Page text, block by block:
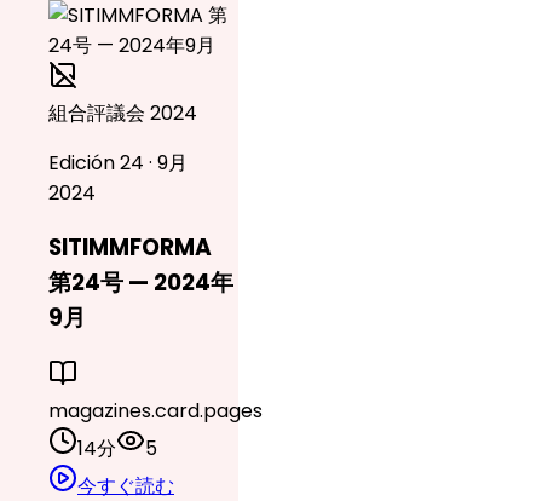
組合評議会 2024
Edición 24 · 9月
2024
SITIMMFORMA
第24号 — 2024年
9月
magazines.card.pages
14分
5
今すぐ読む